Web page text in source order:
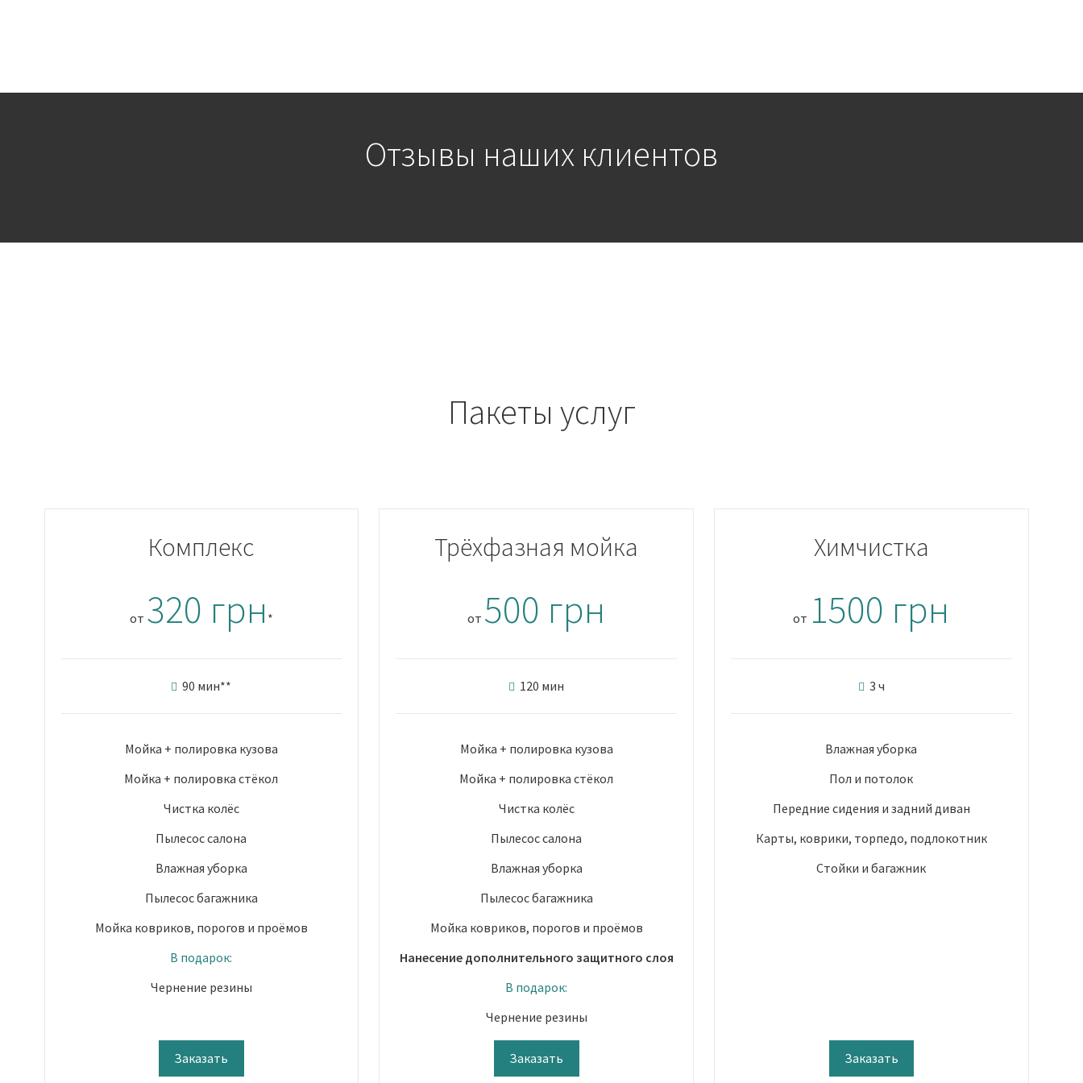
Отзывы наших клиентов
Пакеты услуг
Комплекс
от 320 грн *
90 мин**
Мойка + полировка кузова
Мойка + полировка стёкол
Чистка колёс
Пылесос салона
Влажная уборка
Пылесос багажника
Мойка ковриков, порогов и проёмов
В подарок:
Чернение резины
Заказать
Трёхфазная мойка
от 500 грн
120 мин
Мойка + полировка кузова
Мойка + полировка стёкол
Чистка колёс
Пылесос салона
Влажная уборка
Пылесос багажника
Мойка ковриков, порогов и проёмов
Нанесение дополнительного защитного слоя
В подарок:
Чернение резины
Заказать
Химчистка
от 1500 грн
3 ч
Влажная уборка
Пол и потолок
Передние сидения и задний диван
Карты, коврики, торпедо, подлокотник
Стойки и багажник
Заказать